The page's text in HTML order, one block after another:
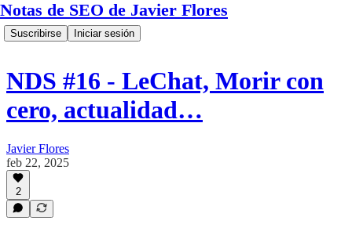
Notas de SEO de Javier Flores
Suscribirse Iniciar sesión
NDS #16 - LeChat, Morir con
cero, actualidad…
Javier Flores
feb 22, 2025
2